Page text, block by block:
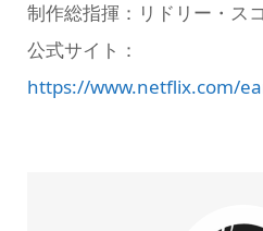
制作総指揮：リドリー・ス
公式サイト：
https://www.netflix.com/